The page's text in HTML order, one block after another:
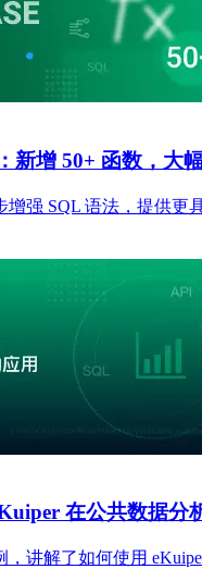
新增 50+ 函数，大
强 SQL 语法，提供更
在公共数据分
讲解了如何使用